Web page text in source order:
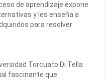
de aprendizaje expone
y les enseña a
para resolver
Torcuato Di Tella
fascinante que